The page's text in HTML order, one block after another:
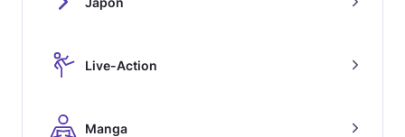
Live-Action
Manga